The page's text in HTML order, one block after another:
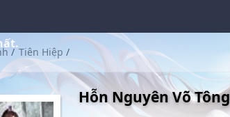
/ Tiên Hiệp /
Hỗn Nguyên Võ Tông